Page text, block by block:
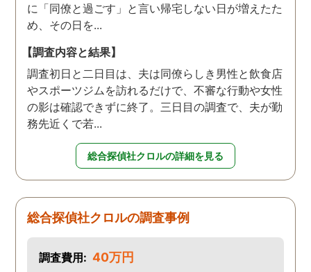
に「同僚と過ごす」と言い帰宅しない日が増えたた
め、その日を...
【調査内容と結果】
調査初日と二日目は、夫は同僚らしき男性と飲食店
やスポーツジムを訪れるだけで、不審な行動や女性
の影は確認できずに終了。三日目の調査で、夫が勤
務先近くで若...
総合探偵社クロルの詳細を見る
総合探偵社クロルの調査事例
調査費用: 40万円